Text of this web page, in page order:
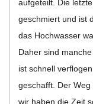
auf­ge­teilt. Die
geschmiert und ist
das Hoch­was­ser
Daher sind
ist schnell
geschafft. Der
wir haben die Zeit